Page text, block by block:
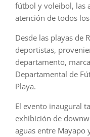
fútbol y voleibol, las
atención de todos
Desde las playas de
deportistas,
departamento,
Departamental de
Playa.
El evento inaugural
exhibición de
aguas entre Mayapo